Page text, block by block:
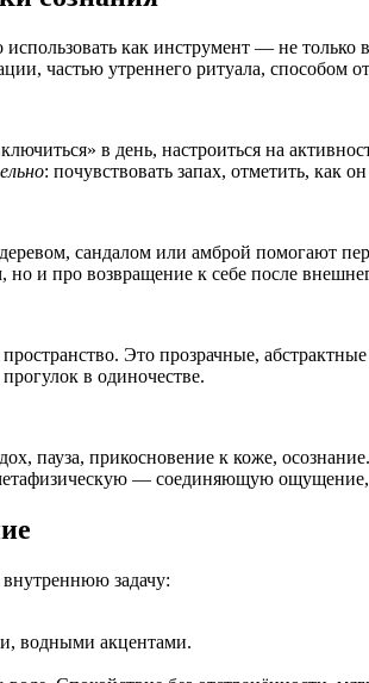
как инструмент — не только
частью утреннего ритуала, способом
в день, настроиться на
: почувствовать запах, отметить, как
сандалом или амброй помогают
но и про возвращение к себе после
Это прозрачные,
в одиночестве.
пауза, прикосновение к коже, осознание.
— соединяющую
задачу:
водными акцентами.